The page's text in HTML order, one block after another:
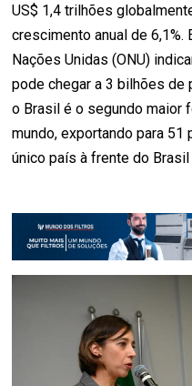
US$ 1,4 trilhões
crescimento anual de
Nações Unidas (ONU)
pode chegar a 3 bilhões de
o Brasil é o segundo maior
mundo, exportando para
único país à frente do